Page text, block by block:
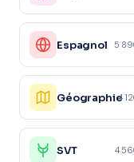
Espagnol 5
Géographie
4
SVT 4